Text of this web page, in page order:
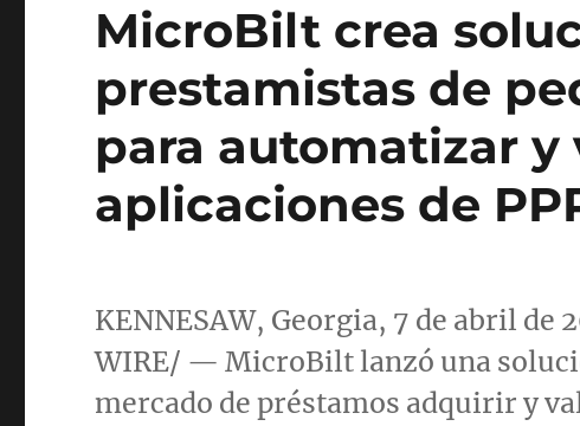
MicroBilt crea
prestamistas de
para automatizar
aplicaciones de
KENNESAW, Georgia, 7 de abril de
WIRE/ — MicroBilt lanzó una
mercado de préstamos adquirir y